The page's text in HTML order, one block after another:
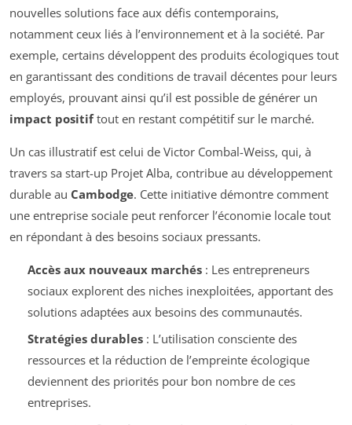
nouvelles solutions face aux défis contemporains,
notamment ceux liés à l’environnement et à la société. Par
exemple, certains développent des produits écologiques tout
en garantissant des conditions de travail décentes pour leurs
employés, prouvant ainsi qu’il est possible de générer un
impact positiftout en restant compétitif sur le marché.
Un cas illustratif est celui de Victor Combal-Weiss, qui, à
travers sa start-up Projet Alba, contribue au développement
durable au Cambodge. Cette initiative démontre comment
une entreprise sociale peut renforcer l’économie locale tout
en répondant à des besoins sociaux pressants.
Accès aux nouveaux marchés: Les entrepreneurs
sociaux explorent des niches inexploitées, apportant des
solutions adaptées aux besoins des communautés.
Stratégies durables: L’utilisation consciente des
ressources et la réduction de l’empreinte écologique
deviennent des priorités pour bon nombre de ces
entreprises.